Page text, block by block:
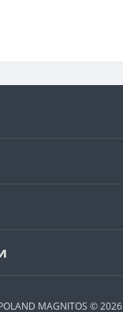
MAGNITOS © 2026